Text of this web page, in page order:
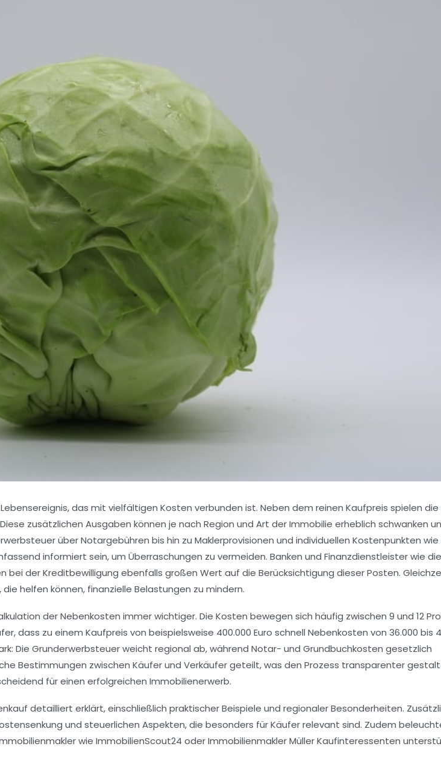
das mit vielfältigen Kosten verbunden ist. Neben dem reinen Kaufpreis spielen die
zusätzlichen Ausgaben können je nach Region und Art der Immobilie erheblich schwanken
über Notargebühren bis hin zu Maklerprovisionen und individuellen Kostenpunkten wie
informiert sein, um Überraschungen zu vermeiden. Banken und Finanzdienstleister wie die
bei der Kreditbewilligung ebenfalls großen Wert auf die Berücksichtigung dieser Posten.
helfen können, finanzielle Belastungen zu mindern.
der Nebenkosten immer wichtiger. Die Kosten bewegen sich häufig zwischen 9 und 12
dass zu einem Kaufpreis von beispielsweise 400.000 Euro schnell Nebenkosten von 36.000 bis
Die Grunderwerbsteuer weicht regional ab, während Notar- und Grundbuchkosten gesetzlich
Bestimmungen zwischen Käufer und Verkäufer geteilt, was den Prozess transparenter
für einen erfolgreichen Immobilienerwerb.
detailliert erklärt, einschließlich praktischer Beispiele und regionaler Besonderheiten.
und steuerlichen Aspekten, die besonders für Käufer relevant sind. Zudem
wie ImmobilienScout24 oder Immobilienmakler Müller Kaufinteressenten